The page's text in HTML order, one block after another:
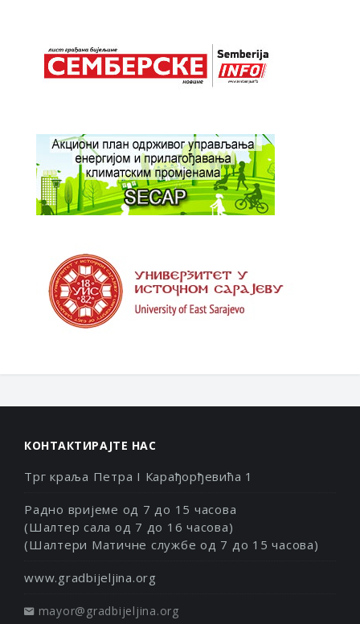
КОНТАКТИРАЈТЕ НАС
Трг краља Петра I Карађорђевића 1
Радно вријеме од 7 до 15 часова
(Шалтер сала од 7 до 16 часова)
(Шалтери Матичне службе од 7 до 15 часова)
www.gradbijeljina.org
mayor@gradbijeljina.org